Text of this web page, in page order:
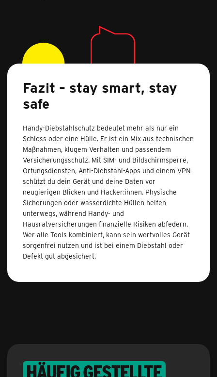
Fazit – stay smart, stay
safe
Handy-Diebstahlschutz bedeutet mehr als nur ein
Schloss oder eine Hülle. Er ist ein Mix aus technischen
Maßnahmen, klugem Verhalten und passendem
Versicherungsschutz. Mit SIM- und Bildschirmsperre,
Ortungsdiensten, Anti-Diebstahl-Apps und einem VPN
schützt du dein Gerät und deine Daten vor
neugierigen Blicken und Hacker:innen. Physische
Sicherungen oder wasserdichte Hüllen helfen
unterwegs, während Handy- und
Hausratversicherungen finanzielle Risiken abfedern.
Wer alle Tools kombiniert, kann sein wertvolles Gerät
sorgenfrei nutzen und ist bei einem Diebstahl oder
Defekt gut abgesichert.